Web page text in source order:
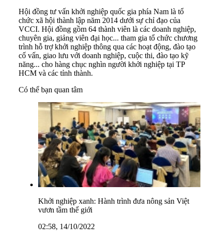
Hội đồng tư vấn khởi nghiệp quốc gia phía Nam là tổ
chức xã hội thành lập năm 2014 dưới sự chỉ đạo của
VCCI. Hội đồng gồm 64 thành viên là các doanh nghiệp,
chuyên gia, giảng viên đại học... tham gia tổ chức chương
trình hỗ trợ khởi nghiệp thông qua các hoạt động, đào tạo
cố vấn, giao lưu với doanh nghiệp, cuộc thi, đào tạo kỹ
năng... cho hàng chục nghìn người khởi nghiệp tại TP
HCM và các tỉnh thành.
Có thể bạn quan tâm
Khởi nghiệp xanh: Hành trình đưa nông sản Việt
vươn tầm thế giới
02:58, 14/10/2022